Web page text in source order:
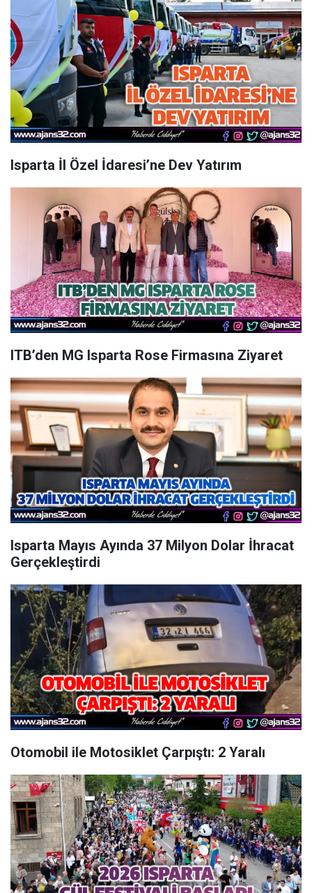
Isparta İl Özel İdaresi’ne Dev Yatırım
ITB’den MG Isparta Rose Firmasına Ziyaret
Isparta Mayıs Ayında 37 Milyon Dolar İhracat
Gerçekleştirdi
Otomobil ile Motosiklet Çarpıştı: 2 Yaralı